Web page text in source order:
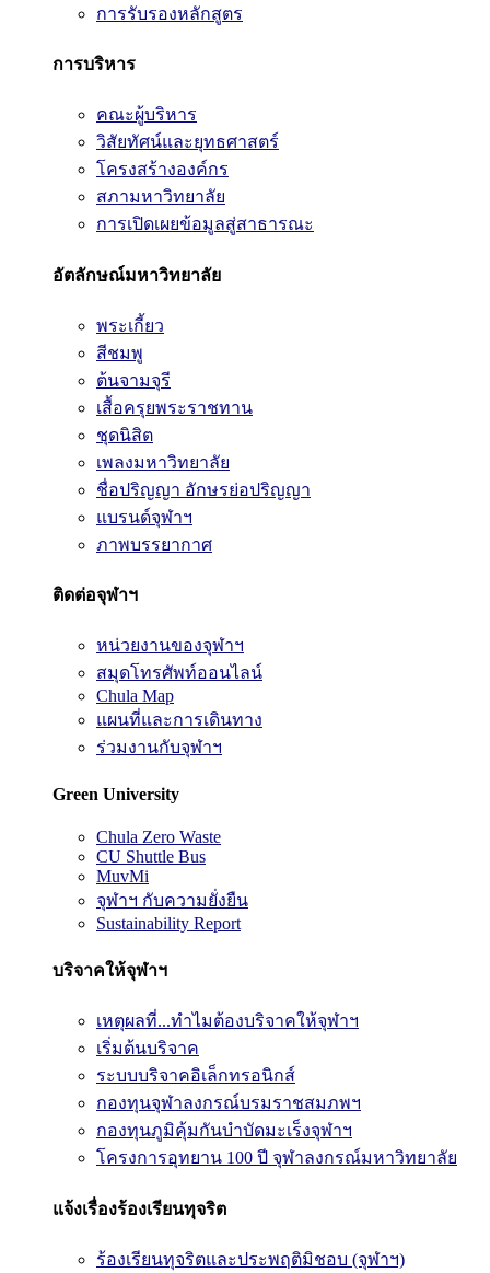
การรับรองหลักสูตร
การบริหาร
คณะผู้บริหาร
วิสัยทัศน์และยุทธศาสตร์
โครงสร้างองค์กร
สภามหาวิทยาลัย
การเปิดเผยข้อมูลสู่สาธารณะ
อัตลักษณ์มหาวิทยาลัย
พระเกี้ยว
สีชมพู
ต้นจามจุรี
เสื้อครุยพระราชทาน
ชุดนิสิต
เพลงมหาวิทยาลัย
ชื่อปริญญา อักษรย่อปริญญา
แบรนด์จุฬาฯ
ภาพบรรยากาศ
ติดต่อจุฬาฯ
หน่วยงานของจุฬาฯ
สมุดโทรศัพท์ออนไลน์
Chula Map
แผนที่และการเดินทาง
ร่วมงานกับจุฬาฯ
Green University
Chula Zero Waste
CU Shuttle Bus
MuvMi
จุฬาฯ กับความยั่งยืน
Sustainability Report
บริจาคให้จุฬาฯ
เหตุผลที่...ทำไมต้องบริจาคให้จุฬาฯ
เริ่มต้นบริจาค
ระบบบริจาคอิเล็กทรอนิกส์
กองทุนจุฬาลงกรณ์บรมราชสมภพฯ
กองทุนภูมิคุ้มกันบำบัดมะเร็งจุฬาฯ
โครงการอุทยาน 100 ปี จุฬาลงกรณ์มหาวิทยาลัย
แจ้งเรื่องร้องเรียนทุจริต
ร้องเรียนทุจริตและประพฤติมิชอบ (จุฬาฯ)